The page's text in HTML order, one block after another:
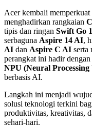
Acer kembali
menghadirkan rangkaian
tipis dan ringan Swift Go
serbaguna Aspire 14 AI,
AI dan Aspire C AI serta
perangkat ini hadir
NPU (Neural
berbasis AI.
Langkah ini menjadi
solusi teknologi terkini
produktivitas, kreativitas,
sehari-hari.